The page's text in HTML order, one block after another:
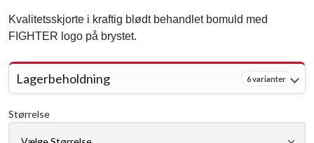
Kvalitetsskjorte i kraftig blødt behandlet bomuld med
FIGHTER logo på brystet.
Lagerbeholdning 6 varianter
Størrelse